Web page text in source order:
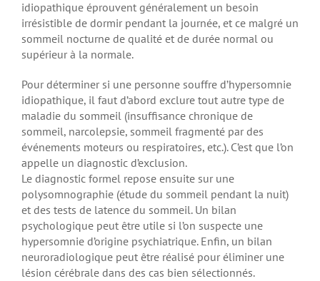
idiopathique éprouvent généralement un besoin
irrésistible de dormir pendant la journée, et ce malgré un
sommeil nocturne de qualité et de durée normal ou
supérieur à la normale.
Pour déterminer si une personne souffre d’hypersomnie
idiopathique, il faut d’abord exclure tout autre type de
maladie du sommeil (insuffisance chronique de
sommeil, narcolepsie, sommeil fragmenté par des
événements moteurs ou respiratoires, etc.). C’est que l’on
appelle un diagnostic d’exclusion.
Le diagnostic formel repose ensuite sur une
polysomnographie (étude du sommeil pendant la nuit)
et des tests de latence du sommeil. Un bilan
psychologique peut être utile si l’on suspecte une
hypersomnie d’origine psychiatrique. Enfin, un bilan
neuroradiologique peut être réalisé pour éliminer une
lésion cérébrale dans des cas bien sélectionnés.